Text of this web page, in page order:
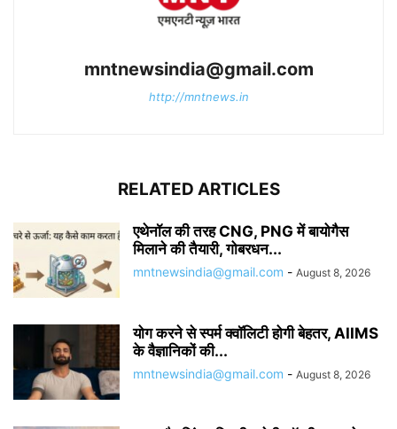
mntnewsindia@gmail.com
http://mntnews.in
RELATED ARTICLES
एथेनॉल की तरह CNG, PNG में बायोगैस
मिलाने की तैयारी, गोबरधन...
mntnewsindia@gmail.com - August 8, 2026
योग करने से स्पर्म क्वॉलिटी होगी बेहतर, AIIMS
के वैज्ञानिकों की...
mntnewsindia@gmail.com - August 8, 2026